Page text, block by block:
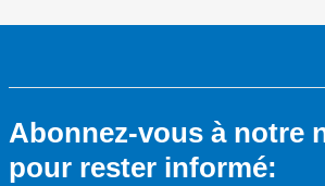
Abonnez-vous à notre
pour rester informé: